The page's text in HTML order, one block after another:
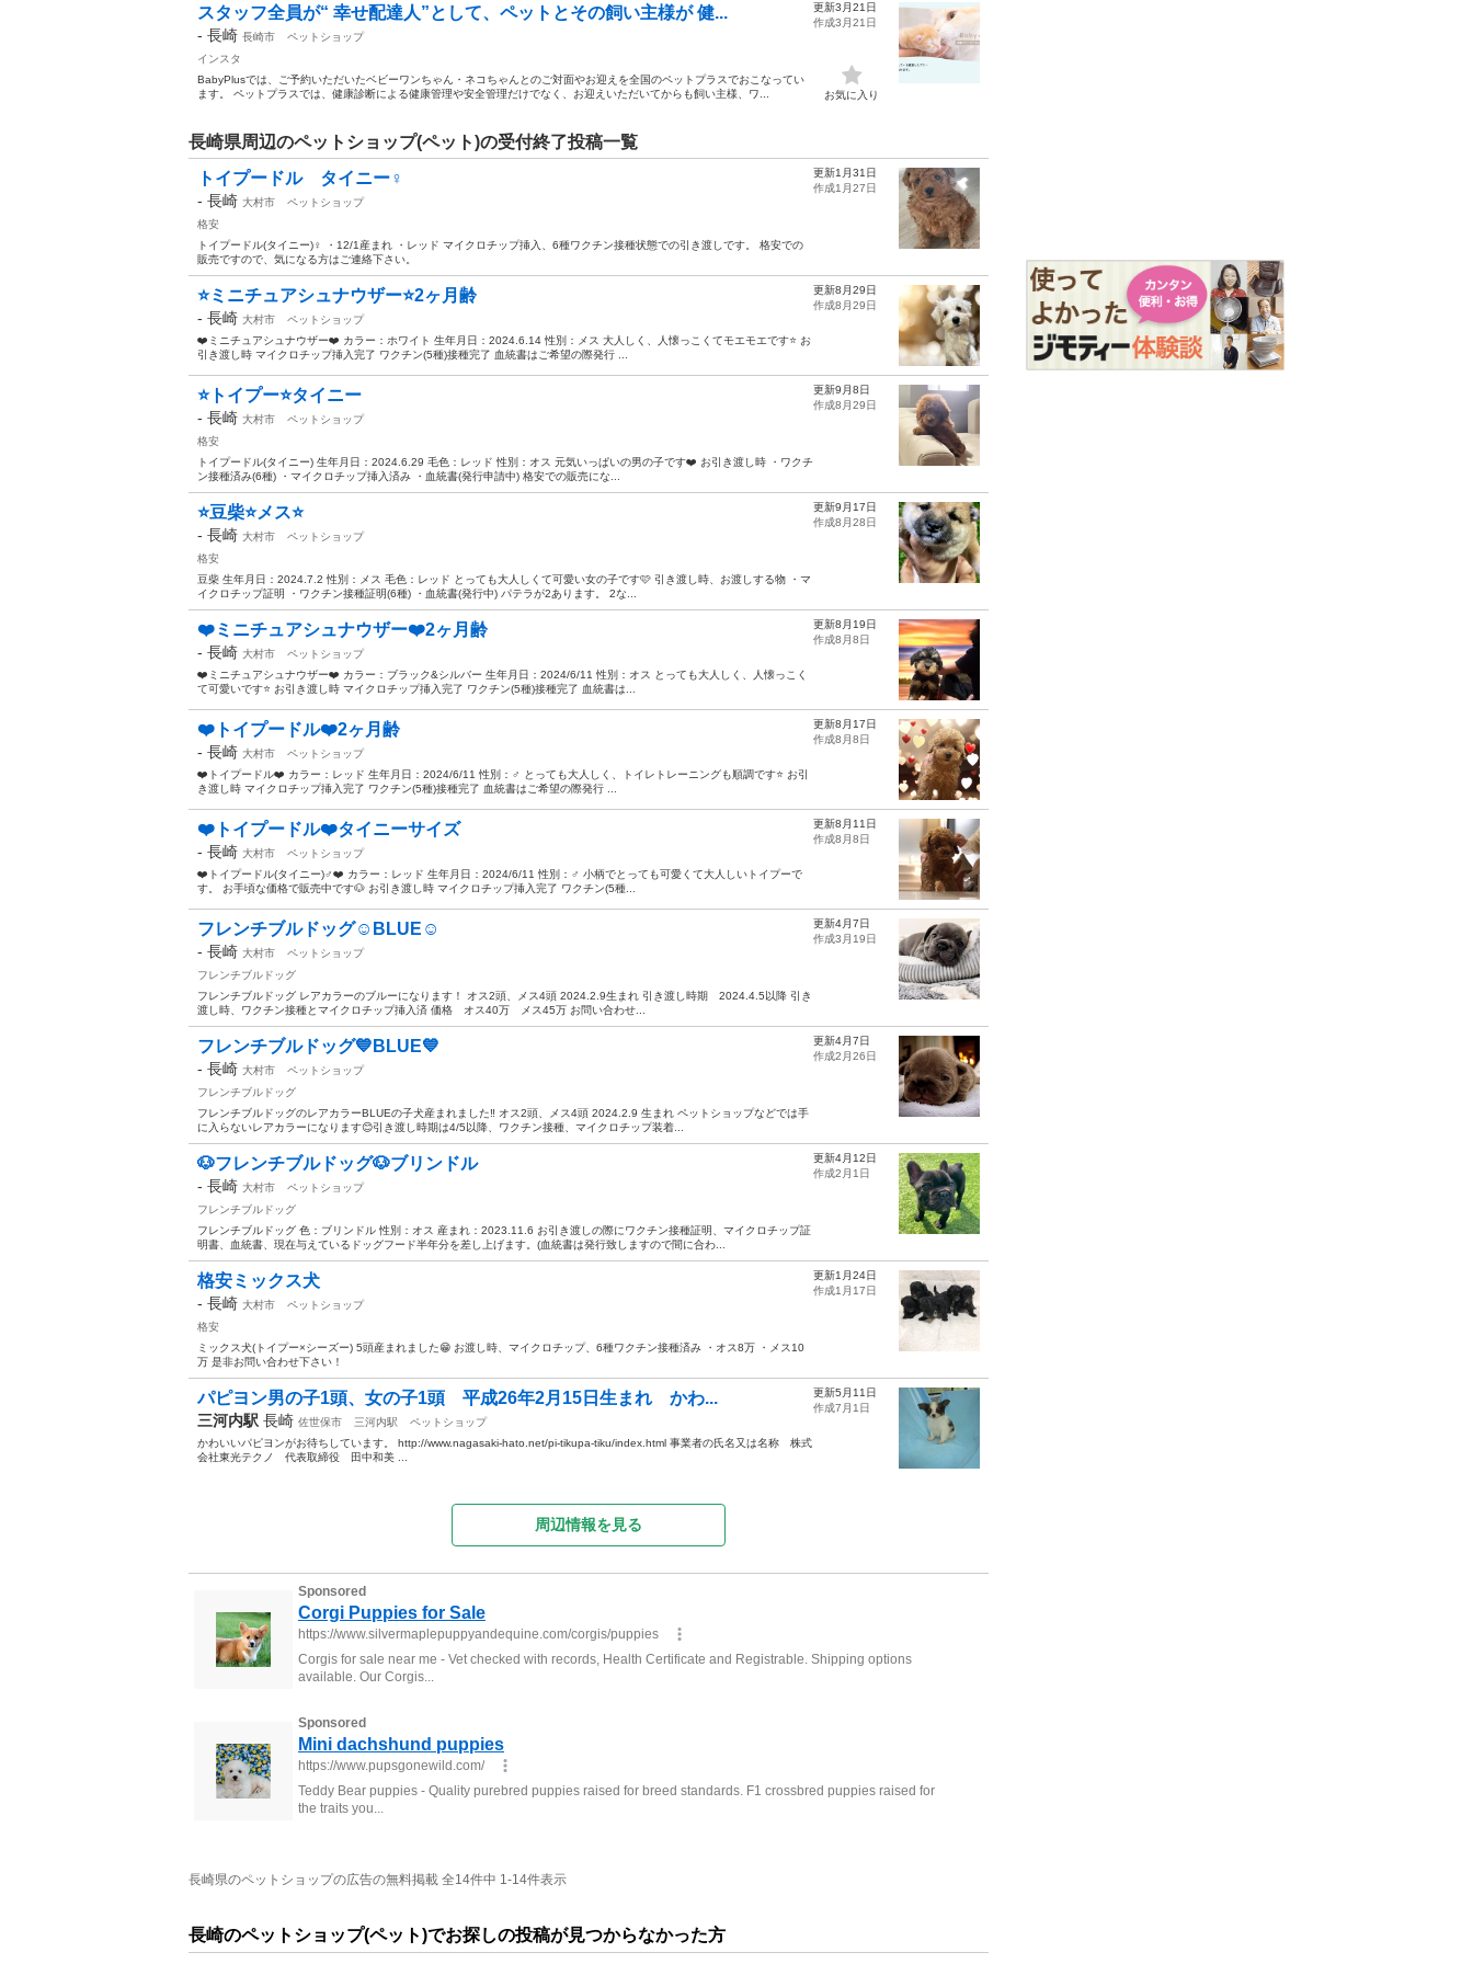
スタッフ全員が“ 幸せ配達人”として、ペットとその飼い主様が 健...
- 長崎 長崎市
ペットショップ
インスタ
BabyPlusでは、ご予約いただいたベビーワンちゃん・ネコちゃんとのご対面やお迎えを全国のペットプラスでおこなってい
ます。 ペットプラスでは、健康診断による健康管理や安全管理だけでなく、お迎えいただいてからも飼い主様、ワ...
更新3月21日
作成3月21日
お気に入り
長崎県周辺のペットショップ(ペット)の受付終了投稿一覧
トイプードル タイニー♀
- 長崎 大村市
ペットショップ
格安
トイプードル(タイニー)♀ ・12/1産まれ ・レッド マイクロチップ挿入、6種ワクチン接種状態での引き渡しです。 格安での
販売ですので、気になる方はご連絡下さい。
更新1月31日
作成1月27日
⭐️ミニチュアシュナウザー⭐️2ヶ月齢
- 長崎 大村市
ペットショップ
❤️ミニチュアシュナウザー❤️ カラー：ホワイト 生年月日：2024.6.14 性別：メス 大人しく、人懐っこくてモエモエです⭐️ お
引き渡し時 マイクロチップ挿入完了 ワクチン(5種)接種完了 血統書はご希望の際発行 ...
更新8月29日
作成8月29日
⭐️トイプー⭐️タイニー
- 長崎 大村市
ペットショップ
格安
トイプードル(タイニー) 生年月日：2024.6.29 毛色：レッド 性別：オス 元気いっぱいの男の子です❤️ お引き渡し時 ・ワクチ
ン接種済み(6種) ・マイクロチップ挿入済み ・血統書(発行申請中) 格安での販売にな...
更新9月8日
作成8月29日
⭐️豆柴⭐️メス⭐️
- 長崎 大村市
ペットショップ
格安
豆柴 生年月日：2024.7.2 性別：メス 毛色：レッド とっても大人しくて可愛い女の子です🩷 引き渡し時、お渡しする物 ・マ
イクロチップ証明 ・ワクチン接種証明(6種) ・血統書(発行中) パテラが2あります。 2な...
更新9月17日
作成8月28日
❤️ミニチュアシュナウザー❤️2ヶ月齢
- 長崎 大村市
ペットショップ
❤️ミニチュアシュナウザー❤️ カラー：ブラック&シルバー 生年月日：2024/6/11 性別：オス とっても大人しく、人懐っこく
て可愛いです⭐️ お引き渡し時 マイクロチップ挿入完了 ワクチン(5種)接種完了 血統書は...
更新8月19日
作成8月8日
❤️トイプードル❤️2ヶ月齢
- 長崎 大村市
ペットショップ
❤️トイプードル❤️ カラー：レッド 生年月日：2024/6/11 性別：♂ とっても大人しく、トイレトレーニングも順調です⭐️ お引
き渡し時 マイクロチップ挿入完了 ワクチン(5種)接種完了 血統書はご希望の際発行 ...
更新8月17日
作成8月8日
❤️トイプードル❤️タイニーサイズ
- 長崎 大村市
ペットショップ
❤️トイプードル(タイニー)♂❤️ カラー：レッド 生年月日：2024/6/11 性別：♂ 小柄でとっても可愛くて大人しいトイプーで
す。 お手頃な価格で販売中です🐶 お引き渡し時 マイクロチップ挿入完了 ワクチン(5種...
更新8月11日
作成8月8日
フレンチブルドッグ☺️BLUE☺️
- 長崎 大村市
ペットショップ
フレンチブルドッグ
フレンチブルドッグ レアカラーのブルーになります！ オス2頭、メス4頭 2024.2.9生まれ 引き渡し時期 2024.4.5以降 引き
渡し時、ワクチン接種とマイクロチップ挿入済 価格 オス40万 メス45万 お問い合わせ...
更新4月7日
作成3月19日
フレンチブルドッグ💙BLUE💙
- 長崎 大村市
ペットショップ
フレンチブルドッグ
フレンチブルドッグのレアカラーBLUEの子犬産まれました‼️ オス2頭、メス4頭 2024.2.9 生まれ ペットショップなどでは手
に入らないレアカラーになります😊引き渡し時期は4/5以降、ワクチン接種、マイクロチップ装着...
更新4月7日
作成2月26日
🐶フレンチブルドッグ🐶ブリンドル
- 長崎 大村市
ペットショップ
フレンチブルドッグ
フレンチブルドッグ 色：ブリンドル 性別：オス 産まれ：2023.11.6 お引き渡しの際にワクチン接種証明、マイクロチップ証
明書、血統書、現在与えているドッグフード半年分を差し上げます。(血統書は発行致しますので間に合わ...
更新4月12日
作成2月1日
格安ミックス犬
- 長崎 大村市
ペットショップ
格安
ミックス犬(トイプー×シーズー) 5頭産まれました😁 お渡し時、マイクロチップ、6種ワクチン接種済み ・オス8万 ・メス10
万 是非お問い合わせ下さい！
更新1月24日
作成1月17日
パピヨン男の子1頭、女の子1頭 平成26年2月15日生まれ かわ...
三河内駅 長崎 佐世保市 三河内駅
ペットショップ
かわいいパピヨンがお待ちしています。 http://www.nagasaki-hato.net/pi-tikupa-tiku/index.html 事業者の氏名又は名称 株式
会社東光テクノ 代表取締役 田中和美 ...
更新5月11日
作成7月1日
周辺情報を見る
長崎県のペットショップの広告の無料掲載 全14件中 1-14件表示
長崎のペットショップ(ペット)でお探しの投稿が見つからなかった方